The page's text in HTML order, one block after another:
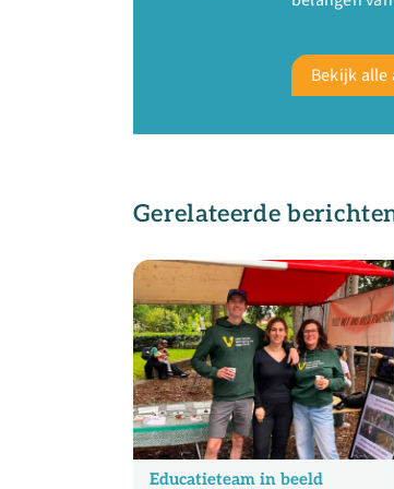
Bekijk
Gerelateerde
Educatieteam in beeld